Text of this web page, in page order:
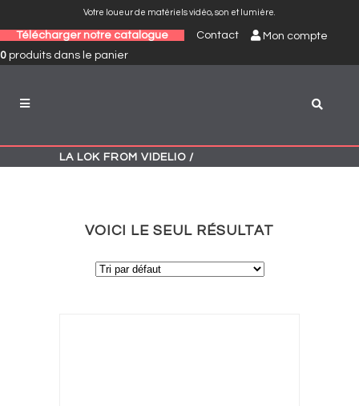
Votre loueur de matériels vidéo, son et lumière.
Télécharger notre catalogue Contact
Mon compte
0 produits dans le panier
LA LOK FROM VIDELIO /
VOICI LE SEUL RÉSULTAT